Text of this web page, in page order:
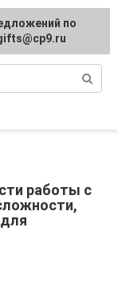
работы с
по